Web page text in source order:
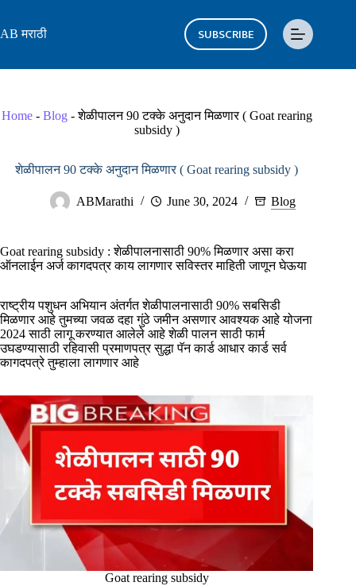
content
AB मराठी SUBSCRIBE
Home- Blog-शेळीपालन 90 टक्के अनुदान मिळणार ( Goat rearing
subsidy )
शेळीपालन 90 टक्के अनुदान मिळणार ( Goat rearing subsidy )
ABMarathi June 30, 2024 Blog
Goat rearing subsidy : शेळीपालनासाठी 90% मिळणार असा करा
ऑनलाईन अर्ज कागदपत्र काय लागणार सविस्तर माहिती जाणून घेऊया
राष्ट्रीय पशुधन अभियान अंतर्गत शेळीपालनासाठी 90% सबसिडी
मिळणार आहे तुमच्या जवळ दहा गुंठे जमीन असणार आवश्यक आहे योजना
2024 साठी लागू करण्यात आलेले आहे शेळी पालन साठी फार्म
उघडण्यासाठी रहिवासी प्रमाणपत्र सुद्धा पॅन कार्ड आधार कार्ड सर्व
कागदपत्रे तुम्हाला लागणार आहे
Goat rearing subsidy